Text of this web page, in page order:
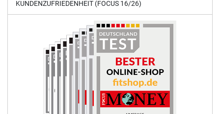
KUNDENZUFRIEDENHEIT (FOCUS 16/26)